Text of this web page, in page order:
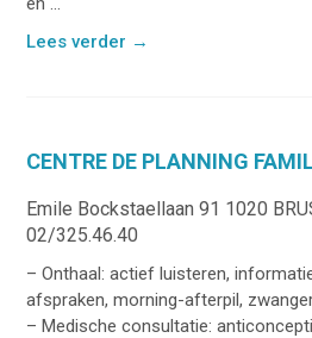
Lees verder →
CENTRE DE PLANNING
Emile Bockstaellaan 91 1020
02/325.46.40
– Onthaal: actief luisteren,
afspraken, morning-afterpil,
– Medische consultatie: